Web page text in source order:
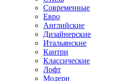
Современные
Евро
Английские
Дизайнерские
Итальянские
Кантри
Классические
Лофт
Модерн